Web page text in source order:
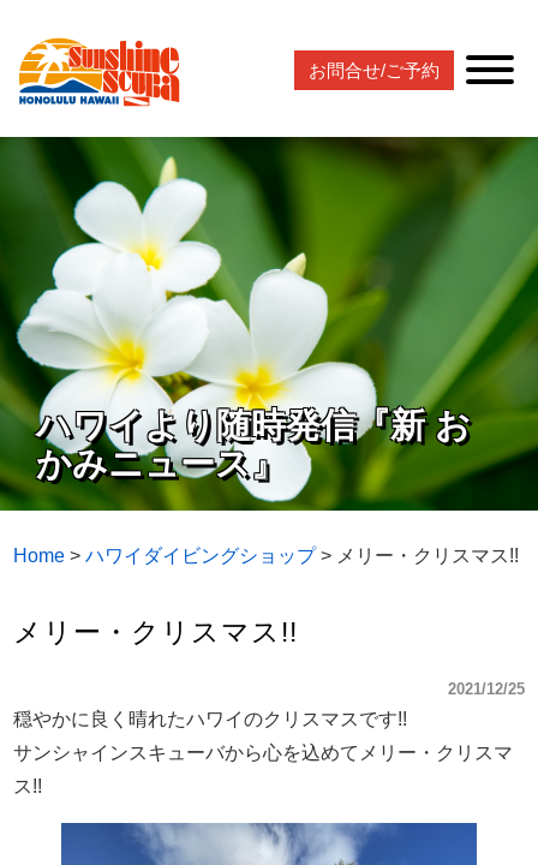
お問合せ/ご予約
ハワイより随時発信『新 お
かみニュース』
Home >ハワイダイビングショップ> メリー・クリスマス!!
メリー・クリスマス!!
2021/12/25
穏やかに良く晴れたハワイのクリスマスです!!
サンシャインスキューバから心を込めてメリー・クリスマ
ス!!